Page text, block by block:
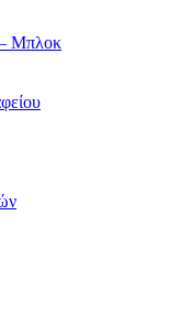
Μπλοκ